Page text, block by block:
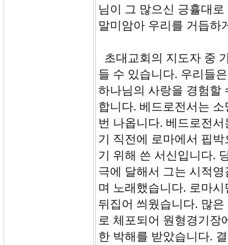
님이 그 많으신 긍휼대
말미암아 우리를 거듭하
초대교회의 지도자 중
들 수 있습니다. 우리들
하나님의 사랑을 경험할
합니다. 베드로전서는
번 나옵니다. 베드로전
기 직전에 로마에서 핍
기 위해 쓴 서신입니다.
극에 달해서 그는 시적
며 노래했습니다. 로마
뒤집어 씌웠습니다. 많
로 체포되어 원형경기장
한 박해를 받았습니다.